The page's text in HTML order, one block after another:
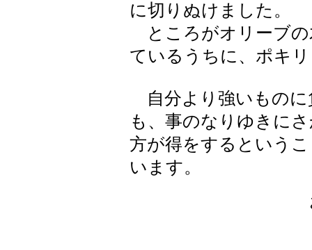
に切りぬけました。
ところがオリーブの
ているうちに、ポキ
自分より強いものに
も、事のなりゆきに
方が得をするという
います。